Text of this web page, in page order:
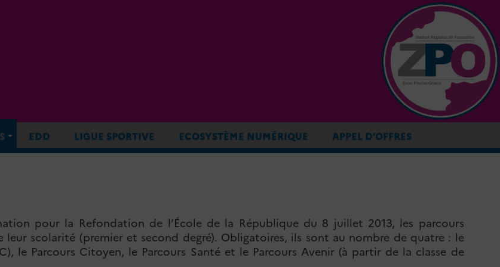
EDD LIGUE SPORTIVE ECOSYSTÈME NUMÉRIQUE APPEL D’OFFRES
pour la Refondation de l’École de la République du 8 juillet 2013, les parcours
scolarité (premier et second degré). Obligatoires, ils sont au nombre de quatre : le
le Parcours Citoyen, le Parcours Santé et le Parcours Avenir (à partir de la classe de